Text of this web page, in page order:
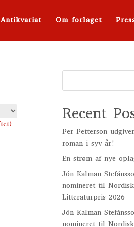
Antikvariat Om forlaget
Recent
Per Petterson
roman i syv år!
En strøm af nye
Jón Kalman
nomineret til
Litteraturpris 2026
Jón Kalman
nomineret til